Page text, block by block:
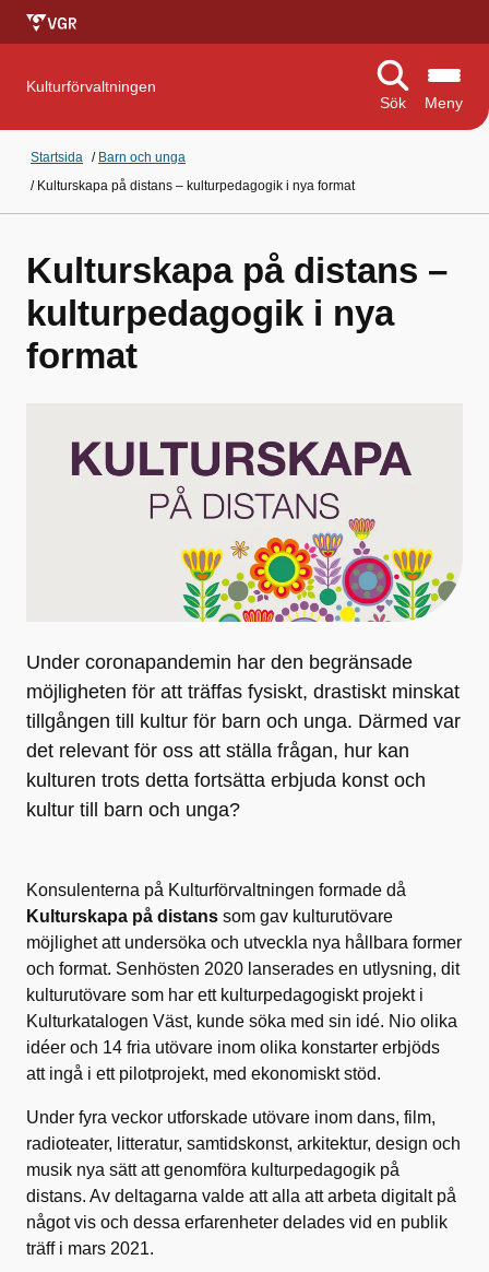
Kulturförvaltningen
Sök
Meny
Startsida / Barn och unga
/ Kulturskapa på distans – kulturpedagogik i nya format
Kulturskapa på distans –
kulturpedagogik i nya
format
Under coronapandemin har den begränsade
möjligheten för att träffas fysiskt, drastiskt minskat
tillgången till kultur för barn och unga. Därmed var
det relevant för oss att ställa frågan, hur kan
kulturen trots detta fortsätta erbjuda konst och
kultur till barn och unga?
Konsulenterna på Kulturförvaltningen formade då
Kulturskapa på distans som gav kulturutövare
möjlighet att undersöka och utveckla nya hållbara former
och format. Senhösten 2020 lanserades en utlysning, dit
kulturutövare som har ett kulturpedagogiskt projekt i
Kulturkatalogen Väst, kunde söka med sin idé. Nio olika
idéer och 14 fria utövare inom olika konstarter erbjöds
att ingå i ett pilotprojekt, med ekonomiskt stöd.
Under fyra veckor utforskade utövare inom dans, film,
radioteater, litteratur, samtidskonst, arkitektur, design och
musik nya sätt att genomföra kulturpedagogik på
distans. Av deltagarna valde att alla att arbeta digitalt på
något vis och dessa erfarenheter delades vid en publik
träff i mars 2021.